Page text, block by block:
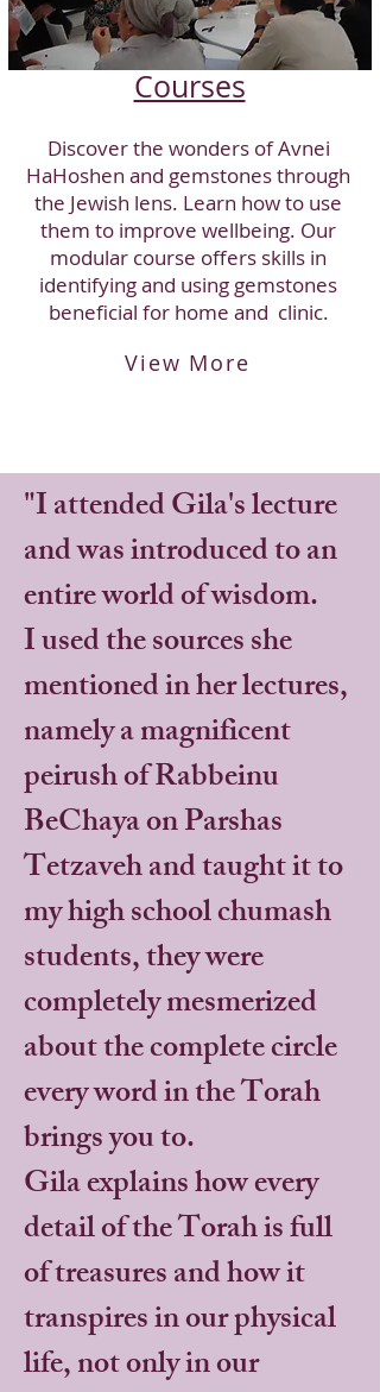
Courses
Discover the wonders of Avnei
HaHoshen and gemstones through
the Jewish lens. Learn how to use
them to improve wellbeing. Our
modular course offers skills in
identifying and using gemstones
beneficial for home and clinic.
View More
​"I attended Gila's lecture
and was introduced to an
entire world of wisdom.
I used the sources she
mentioned in her lectures,
namely a magnificent
peirush of Rabbeinu
BeChaya on Parshas
Tetzaveh and taught it to
my high school chumash
students, they were
completely mesmerized
about the complete circle
every word in the Torah
brings you to.
Gila explains how every
detail of the Torah is full
of treasures and how it
transpires in our physical
life, not only in our